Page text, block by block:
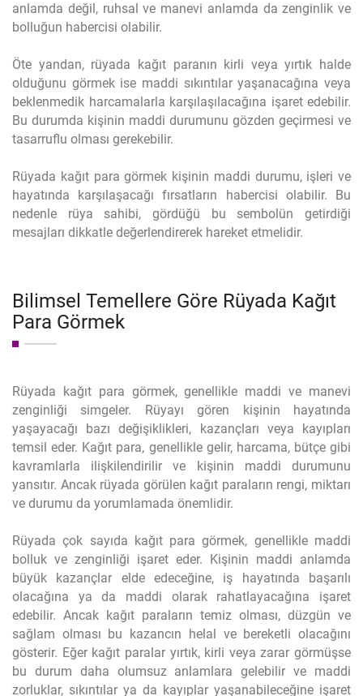
anlamda değil, ruhsal ve manevi anlamda da zenginlik ve
bolluğun habercisi olabilir.
Öte yandan, rüyada kağıt paranın kirli veya yırtık halde
olduğunu görmek ise maddi sıkıntılar yaşanacağına veya
beklenmedik harcamalarla karşılaşılacağına işaret edebilir.
Bu durumda kişinin maddi durumunu gözden geçirmesi ve
tasarruflu olması gerekebilir.
Rüyada kağıt para görmek kişinin maddi durumu, işleri ve
hayatında karşılaşacağı fırsatların habercisi olabilir. Bu
nedenle rüya sahibi, gördüğü bu sembolün getirdiği
mesajları dikkatle değerlendirerek hareket etmelidir.
Bilimsel Temellere Göre Rüyada Kağıt
Para Görmek
Rüyada kağıt para görmek, genellikle maddi ve manevi
zenginliği simgeler. Rüyayı gören kişinin hayatında
yaşayacağı bazı değişiklikleri, kazançları veya kayıpları
temsil eder. Kağıt para, genellikle gelir, harcama, bütçe gibi
kavramlarla ilişkilendirilir ve kişinin maddi durumunu
yansıtır. Ancak rüyada görülen kağıt paraların rengi, miktarı
ve durumu da yorumlamada önemlidir.
Rüyada çok sayıda kağıt para görmek, genellikle maddi
bolluk ve zenginliği işaret eder. Kişinin maddi anlamda
büyük kazançlar elde edeceğine, iş hayatında başarılı
olacağına ya da maddi olarak rahatlayacağına işaret
edebilir. Ancak kağıt paraların temiz olması, düzgün ve
sağlam olması bu kazancın helal ve bereketli olacağını
gösterir. Eğer kağıt paralar yırtık, kirli veya zarar görmüşse
bu durum daha olumsuz anlamlara gelebilir ve maddi
zorluklar, sıkıntılar ya da kayıplar yaşanabileceğine işaret